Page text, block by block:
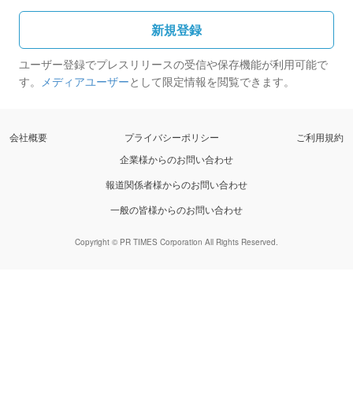
新規登録
ユーザー登録でプレスリリースの受信や保存機能が利用可能で
す。 メディアユーザーとして限定情報を閲覧できます。
会社概要 プライバシーポリシー
ご利用規約
企業様からのお問い合わせ
報道関係者様からのお問い合わせ
一般の皆様からのお問い合わせ
Copyright © PR TIMES Corporation All Rights Reserved.